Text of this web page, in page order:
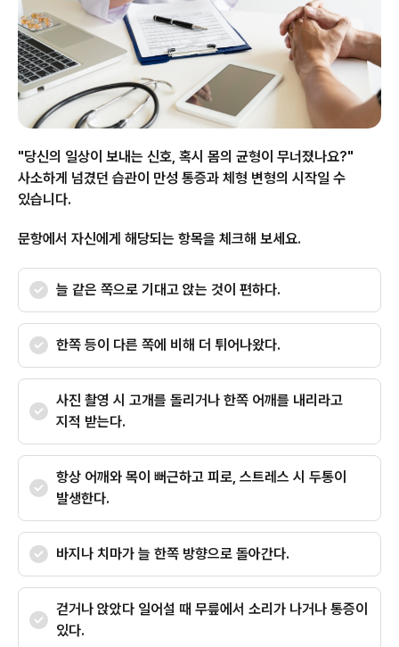
"당신의 일상이 보내는 신호, 혹시 몸의 균형이 무너졌나요?"
사소하게 넘겼던 습관이 만성 통증과 체형 변형의 시작일 수
있습니다.
문항에서 자신에게 해당되는 항목을 체크해 보세요.
늘 같은 쪽으로 기대고 앉는 것이 편하다.
한쪽 등이 다른 쪽에 비해 더 튀어나왔다.
사진 촬영 시 고개를 돌리거나 한쪽 어깨를 내리라고
지적 받는다.
항상 어깨와 목이 뻐근하고 피로, 스트레스 시 두통이
발생한다.
바지나 치마가 늘 한쪽 방향으로 돌아간다.
걷거나 앉았다 일어설 때 무릎에서 소리가 나거나 통증이
있다.